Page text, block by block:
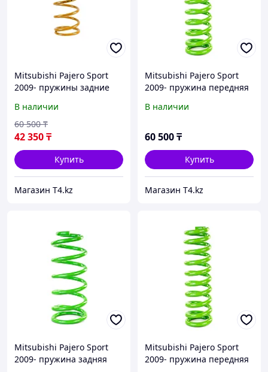
Mitsubishi Pajero Sport
2009- пружины задние
Доп нагрузка 300 кг -
TOUGH DOG
В наличии
42 350₸
60 500 ₸
Купить
Магазин T4.kz
Mitsubishi Pajero Sport
2009- пружина передняя
Доп нагрузка 50 кг -
В наличии
60 500₸
Купить
Магазин T4.kz
Mitsubishi Pajero Sport
2009- пружина задняя
Mitsubishi Pajero Sport
2009- пружина передняя